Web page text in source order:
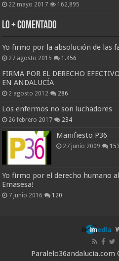
22 mayo 2017 162,895
Lo + Comentado
Yo firmo por la absolución de las
27 agosto 2015 1.456
FIRMA POR EL DERECHO
EN ANDALUCÍA
2 agosto 2012 286
Los enfermos no son luchadores
26 febrero 2017 234
Manifiesto P36
27 junio 2009 153
Yo firmo por el derecho humano
Emasesa!
7 junio 2016 120
Paralelo36andalucia.com